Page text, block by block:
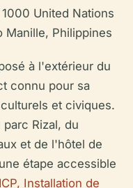
United Nations
Manille, Philippines
à l'extérieur du
connu pour sa
et civiques.
Rizal, du
et de l'hôtel de
étape accessible
Installation de